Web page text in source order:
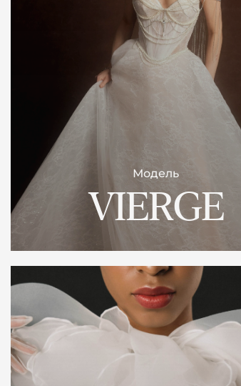
Модель
VIERGE